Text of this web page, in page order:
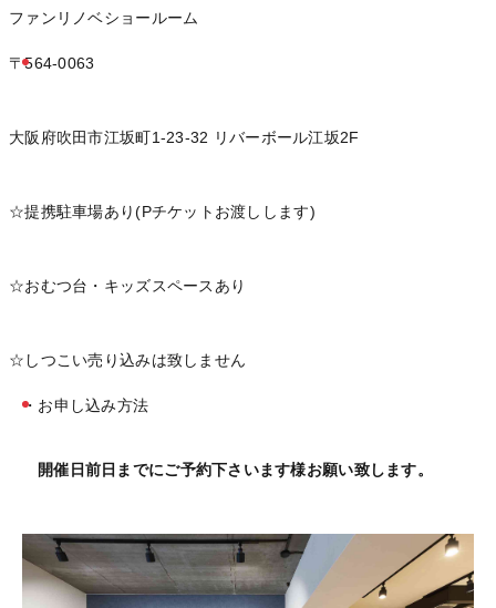
ファンリノベショールーム
〒564-0063
大阪府吹田市江坂町1-23-32 リバーボール江坂2F
☆提携駐車場あり(Pチケットお渡しします)
☆おむつ台・キッズスペースあり
☆しつこい売り込みは致しません
・お申し込み方法
開催日前日までにご予約下さいます様お願い致します。